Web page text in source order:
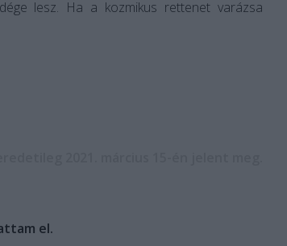
lesz. Ha a kozmikus rettenet varázsa
el.